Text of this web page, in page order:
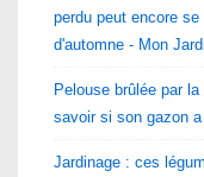
perdu peut encore
d'automne - Mon
Pelouse brûlée par
savoir si son gazon
Jardinage : ces